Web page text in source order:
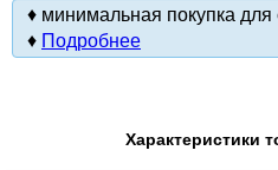
♦ минимальная покупка для
♦ Подробнее
Характеристики